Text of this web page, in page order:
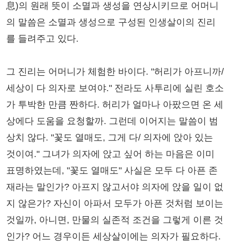
息)의 원래 뜻이 소멸과 생성을 연상시키므로 어머니
의 말씀은 소멸과 생성으로 구성된 인생살이의 진리
를 들려주고 있다.
그 진리는 어머니가 체험한 바이다. "허리가 아프니까/
세상이 다 의자로 보여야." 전라도 사투리에 실린 호소
가 투박한 만큼 짠하다. 허리가 얼마나 아팠으면 온 세
상에다 도움을 요청할까. 그런데 이어지는 말씀이 범
상치 않다. "꽃도 열매도, 그게 다/ 의자에 앉아 있는
것이여." 그녀가 의자에 앉고 싶어 하는 마음은 이미
표명하였는데, "꽃도 열매도" 사실은 모두 다 아픈 존
재라는 말인가? 아프지 않고서야 의자에 앉을 일이 없
지 않은가? 자신이 아파서 모두가 아픈 것처럼 보이는
것일까, 아니면, 만물의 실존적 조건을 그렇게 이른 것
인가? 어느 경우이든 세상살이에는 의자가 필요하다.